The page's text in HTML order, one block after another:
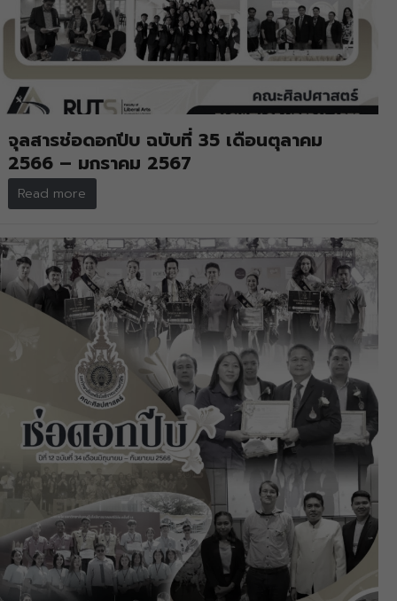
จุลสารช่อดอกปีบ ฉบับที่ 35 เดือนตุลาคม
2566 – มกราคม 2567
Read more